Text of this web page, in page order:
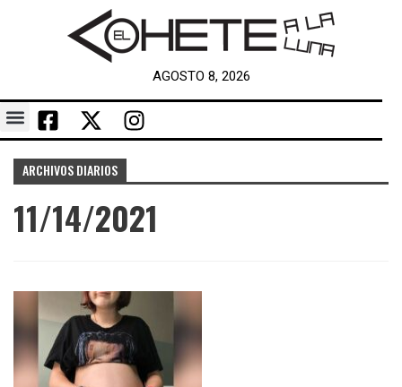
AGOSTO 8, 2026
ARCHIVOS DIARIOS
11/14/2021